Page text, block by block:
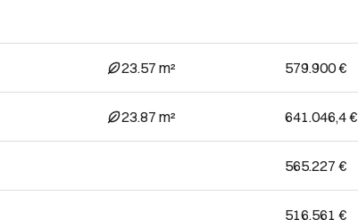
23.57 m² 579.900 €
23.87 m² 641.046,4 €
565.227 €
516.561 €